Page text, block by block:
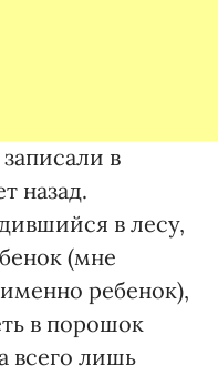
в
назад.
в лесу,
(мне
ребенок),
в порошок
всего лишь